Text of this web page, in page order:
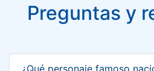
Preguntas y
¿Qué personaje famoso